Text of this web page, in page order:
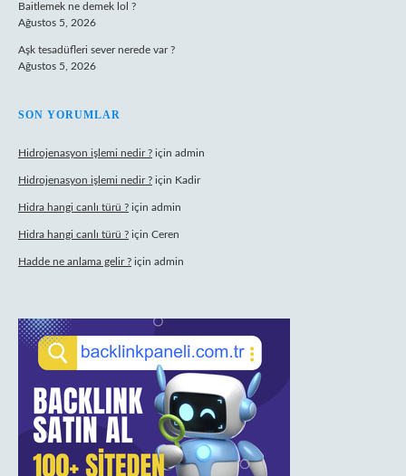
Baitlemek ne demek lol ?
Ağustos 5, 2026
Aşk tesadüfleri sever nerede var ?
Ağustos 5, 2026
SON YORUMLAR
Hidrojenasyon işlemi nedir ? için admin
Hidrojenasyon işlemi nedir ? için Kadir
Hidra hangi canlı türü ? için admin
Hidra hangi canlı türü ? için Ceren
Hadde ne anlama gelir ? için admin